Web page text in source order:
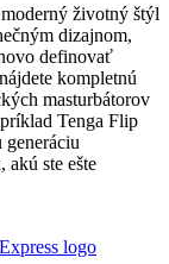
životný štýl
dizajnom,
definovať
kompletnú
masturbátorov
Tenga Flip
akú ste ešte